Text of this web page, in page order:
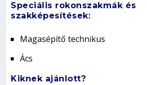
Speciális rokonszakmák és
szakképesítések:
Magasépítő technikus
Ács
Kiknek ajánlott?